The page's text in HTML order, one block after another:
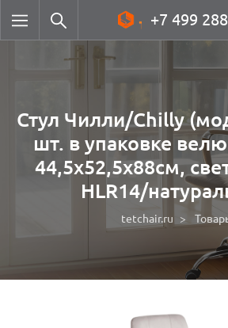
+7 499
Стул Чилли/Chilly
шт. в упаковке
44,5х52,5х88см,
HLR14/
tetchair.ru